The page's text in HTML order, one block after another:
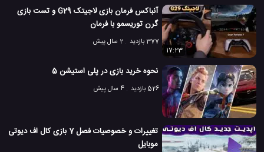
آنباکس فرمان بازی لاجیتک G29 و تست بازی
گرن توریسمو با فرمان
377 بازدید
2 سال پیش
17:23
نحوه خرید بازی در پلی استیشن 5
526 بازدید 4 سال پیش
تغییرات و خصوصیات فصل 7 بازی کال اف دیوتی
موبایل